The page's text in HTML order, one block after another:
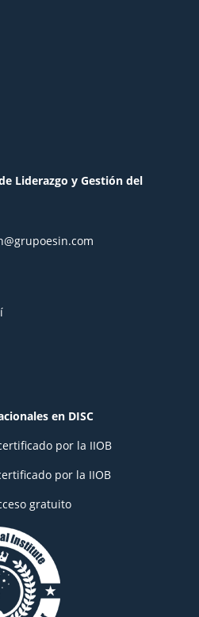
Liderazgo y Gestión del
en DISC
por la IIOB
por la IIOB
gratuito